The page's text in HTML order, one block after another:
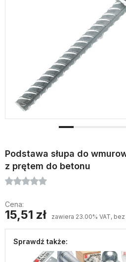
Podstawa słupa do
z prętem do betonu
Cena:
15,51 zł zawiera 23.00% VAT,
Sprawdź także: